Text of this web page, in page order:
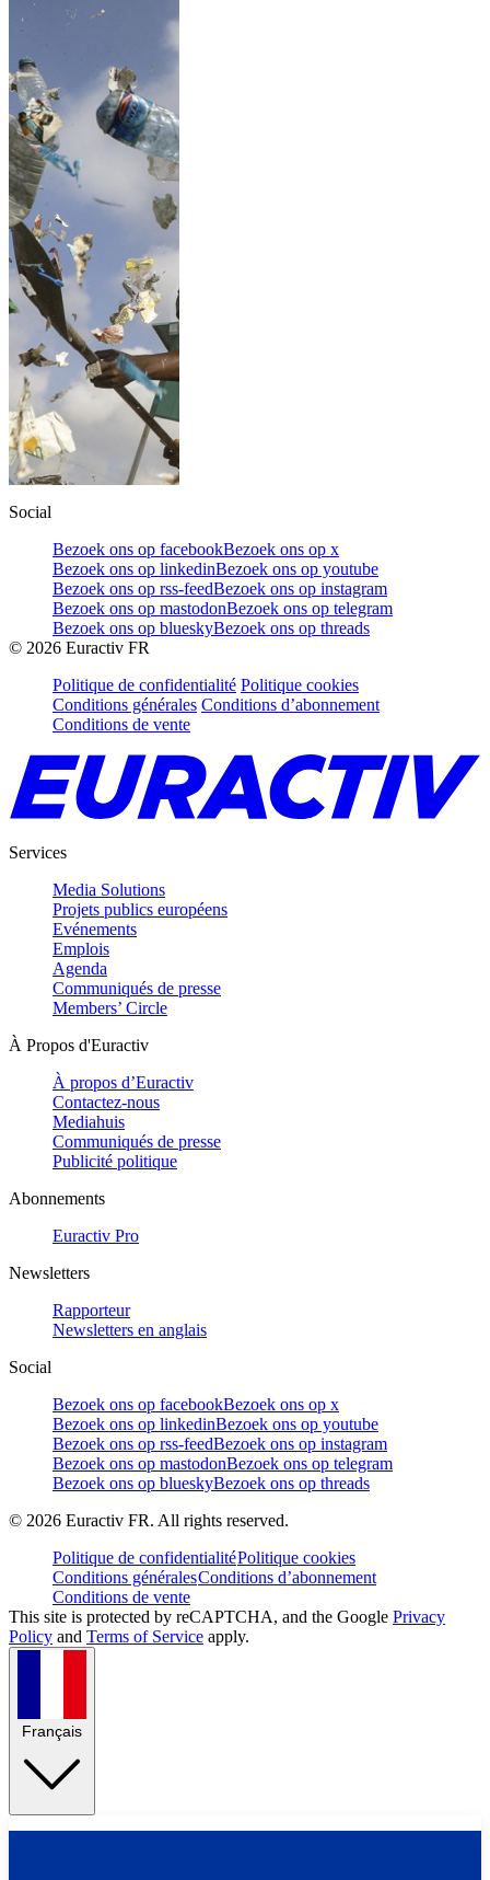
Social
Bezoek ons op facebookBezoek ons op x
Bezoek ons op linkedinBezoek ons op youtube
Bezoek ons op rss-feedBezoek ons op instagram
Bezoek ons op mastodonBezoek ons op telegram
Bezoek ons op blueskyBezoek ons op threads
© 2026 Euractiv FR
Politique de confidentialité Politique cookies
Conditions générales Conditions d’abonnement
Conditions de vente
Services
Media Solutions
Projets publics européens
Evénements
Emplois
Agenda
Communiqués de presse
Members’ Circle
À Propos d'Euractiv
À propos d’Euractiv
Contactez-nous
Mediahuis
Communiqués de presse
Publicité politique
Abonnements
Euractiv Pro
Newsletters
Rapporteur
Newsletters en anglais
Social
Bezoek ons op facebookBezoek ons op x
Bezoek ons op linkedinBezoek ons op youtube
Bezoek ons op rss-feedBezoek ons op instagram
Bezoek ons op mastodonBezoek ons op telegram
Bezoek ons op blueskyBezoek ons op threads
© 2026 Euractiv FR. All rights reserved.
Politique de confidentialitéPolitique cookies
Conditions généralesConditions d’abonnement
Conditions de vente
This site is protected by reCAPTCHA, and the Google Privacy
Policy and Terms of Service apply.
Français